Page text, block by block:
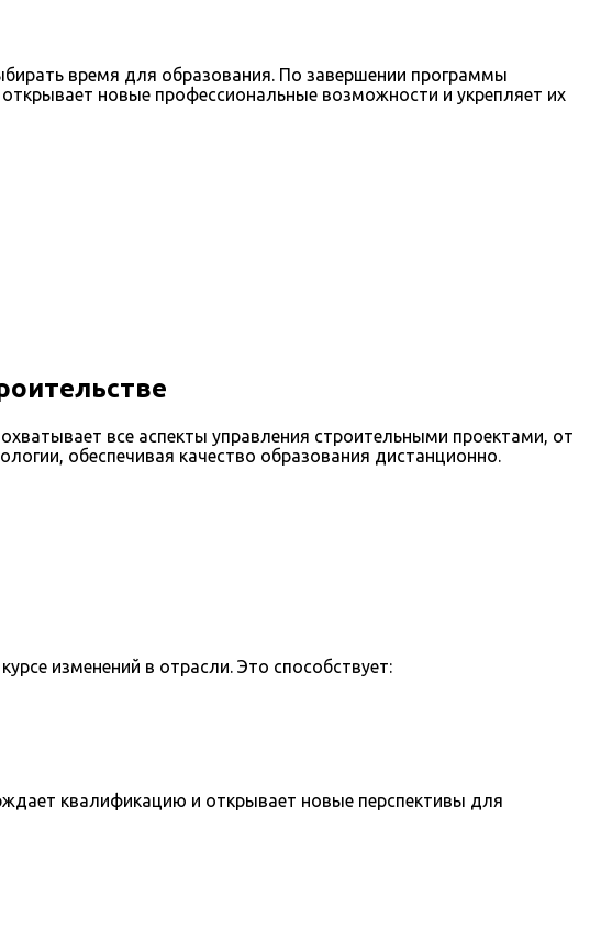
время для образования. По завершении программы
новые профессиональные возможности и укрепляет их
все аспекты управления строительными проектами, от
обеспечивая качество образования дистанционно.
изменений в отрасли. Это способствует:
квалификацию и открывает новые перспективы для